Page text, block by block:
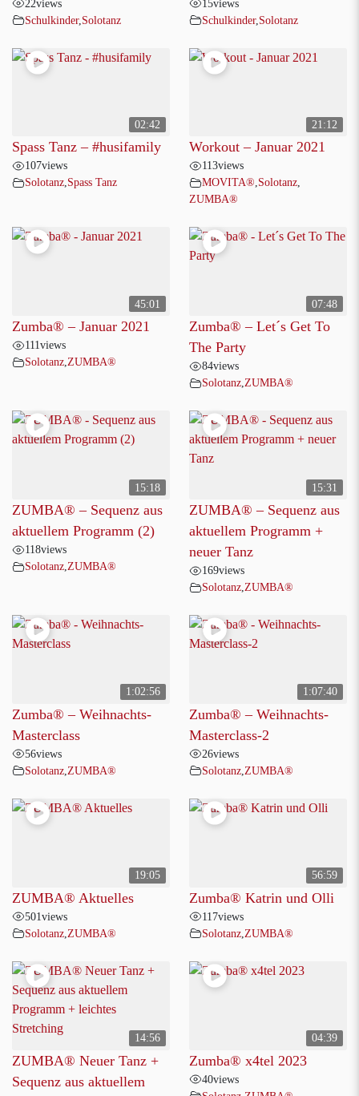
22views
Schulkinder, Solotanz
15views
Schulkinder, Solotanz
02:42
Spass Tanz – #husifamily
107views
Solotanz,Spass Tanz
21:12
Workout – Januar 2021
113views
MOVITA®,Solotanz,
ZUMBA®
45:01
Zumba® – Januar 2021
111views
Solotanz,ZUMBA®
07:48
Zumba® – Let´s Get To
The Party
84views
Solotanz,ZUMBA®
15:18
ZUMBA® – Sequenz aus
aktuellem Programm (2)
118views
Solotanz ZUMBA®
15:31
ZUMBA® – Sequenz aus
aktuellem Programm +
neuer Tanz
169views
Solotanz ZUMBA®
1:02:56
Zumba® – Weihnachts-
Masterclass
56views
Solotanz ZUMBA®
1:07:40
Zumba® – Weihnachts-
Masterclass-2
26views
Solotanz ZUMBA®
19:05
ZUMBA® Aktuelles
501views
Solotanz ZUMBA®
56:59
Zumba® Katrin und Olli
117views
Solotanz ZUMBA®
14:56
ZUMBA® Neuer Tanz +
Sequenz aus aktuellem
04:39
Zumba® x4tel 2023
40views